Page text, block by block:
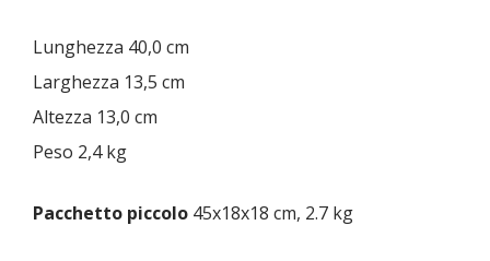
Lunghezza 40,0 cm
Larghezza 13,5 cm
Altezza 13,0 cm
Peso 2,4 kg
Pacchetto piccolo 45x18x18 cm, 2.7 kg